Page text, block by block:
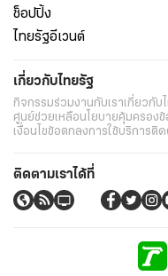
ช็อปปิ้ง
ไทยรัฐอีเวนต์
เกี่ยวกับไทยรัฐ
กิจกรรมร่วมงานกับเราเกี่ยวกับ
ศูนย์ช่วยเหลือนโยบายคุ้มครอง
เงื่อนไขข้อตกลงการใช้บริการติด
ติดตามเราได้ที่